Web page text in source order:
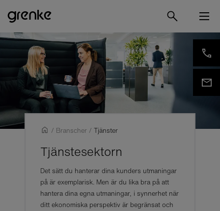
/ Branscher / Tjänster
Tjänstesektorn
Det sätt du hanterar dina kunders utmaningar
på är exemplarisk. Men är du lika bra på att
hantera dina egna utmaningar, i synnerhet när
ditt ekonomiska perspektiv är begränsat och